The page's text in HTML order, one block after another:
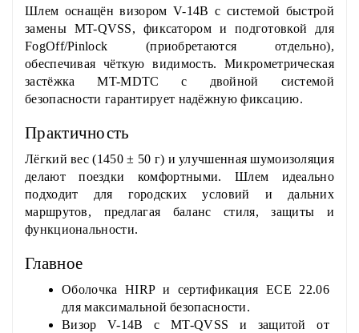
Шлем оснащён визором V-14B с системой быстрой
замены MT-QVSS, фиксатором и подготовкой для
FogOff/Pinlock (приобретаются отдельно),
обеспечивая чёткую видимость. Микрометрическая
застёжка MT-MDTC с двойной системой
безопасности гарантирует надёжную фиксацию.
Практичность
Лёгкий вес (1450 ± 50 г) и улучшенная шумоизоляция
делают поездки комфортными. Шлем идеально
подходит для городских условий и дальних
маршрутов, предлагая баланс стиля, защиты и
функциональности.
Главное
Оболочка HIRP и сертификация ECE 22.06
для максимальной безопасности.
Визор V-14B с MT-QVSS и защитой от